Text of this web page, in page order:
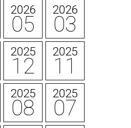
2026
05
2026
03
2025
12
2025
11
2025
08
2025
07